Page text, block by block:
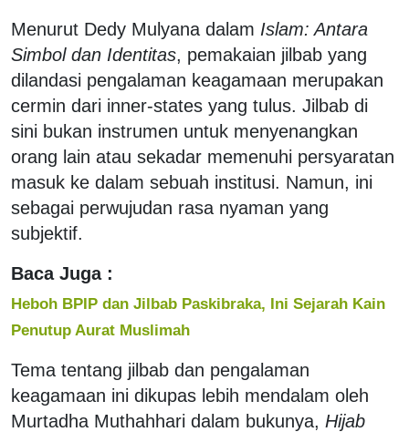
Menurut Dedy Mulyana dalam Islam: Antara
Simbol dan Identitas, pemakaian jilbab yang
dilandasi pengalaman keagamaan merupakan
cermin dari inner-states yang tulus. Jilbab di
sini bukan instrumen untuk menyenangkan
orang lain atau sekadar memenuhi persyaratan
masuk ke dalam sebuah institusi. Namun, ini
sebagai perwujudan rasa nyaman yang
subjektif.
Baca Juga :
Heboh BPIP dan Jilbab Paskibraka, Ini Sejarah Kain
Penutup Aurat Muslimah
Tema tentang jilbab dan pengalaman
keagamaan ini dikupas lebih mendalam oleh
Murtadha Muthahhari dalam bukunya, Hijab